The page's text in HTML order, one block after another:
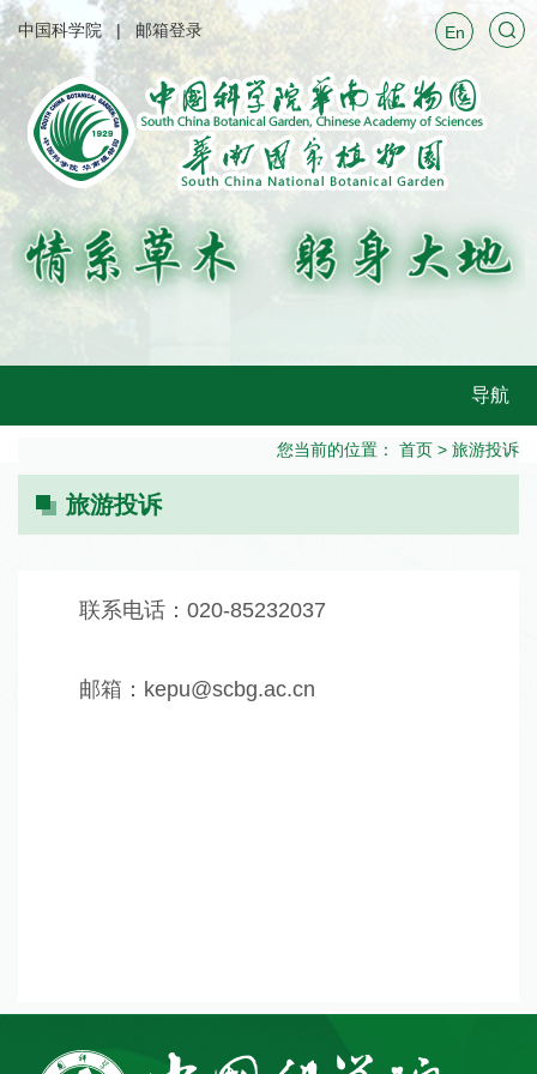
中国科学院 邮箱登录 En
导航
您当前的位置： 首页 > 旅游投诉
旅游投诉
联系电话：020-85232037
邮箱：kepu@scbg.ac.cn